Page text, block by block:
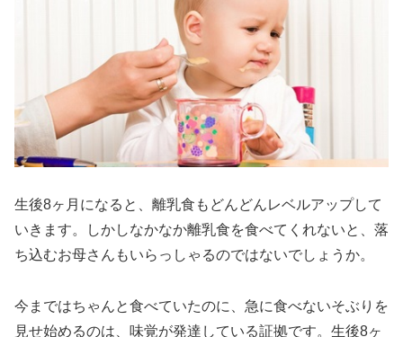
生後8ヶ月になると、離乳食もどんどんレベルアップして
いきます。しかしなかなか離乳食を食べてくれないと、落
ち込むお母さんもいらっしゃるのではないでしょうか。
今まではちゃんと食べていたのに、急に食べないそぶりを
見せ始めるのは、味覚が発達している証拠です。生後8ヶ